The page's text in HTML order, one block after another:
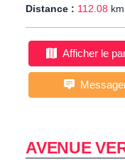
Distance : 112.08 km
Afficher le
AVENUE